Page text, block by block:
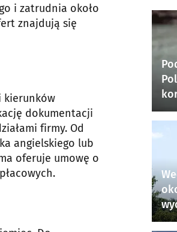
i zatrudnia około
znajdują się
kierunków
dokumentacji
firmy. Od
angielskiego lub
oferuje umowę o